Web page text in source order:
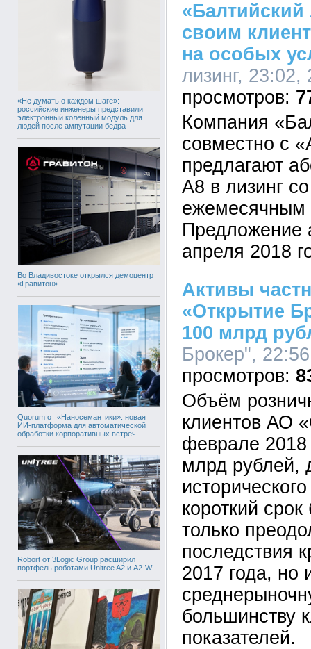
«Не думать о каждом шаге»:
российские инженеры представили
электронный коленный модуль для
людей после ампутации бедра
Во Владивостоке открылся демоцентр
«Гравитон»
Quorum от «Наносемантики»: новая
ИИ-платформа для автоматической
обработки корпоративных встреч
Robort от 3Logic Group расширил
портфель роботами Unitree A2 и A2-W
«Балтийский
своим
на особых
лизинг, 23:02,
Компания
совместно с
предлагают
A8 в лизинг
ежемесячным
Предложение
апреля 2018
Активы
«Открытие
100 млрд
Брокер",
Объём
клиентов АО
феврале 2018
млрд рублей,
короткий
только
последствия
2017 года, но
большинству
показателей.